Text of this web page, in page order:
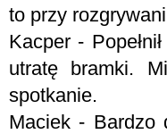
to przy
Kacper -
utratę bramki.
spotkanie.
Maciek - Bardzo